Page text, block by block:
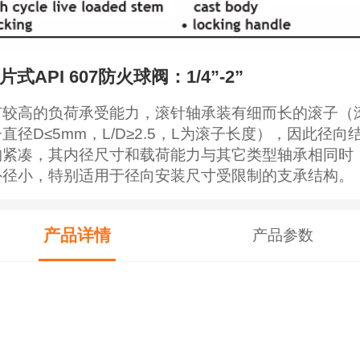
式API 607防火球阀：1/4”-2”
高的负荷承受能力，滚针轴承装有细而长的滚子（
径D≤5mm，L/D≥2.5，L为滚子长度），因此径向
凑，其内径尺寸和载荷能力与其它类型轴承相同时
小，特别适用于径向安装尺寸受限制的支承结构。
产品详情 产品参数